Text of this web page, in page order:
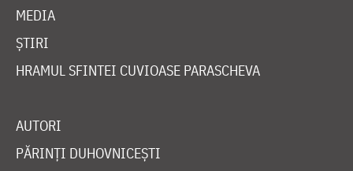
MEDIA
ȘTIRI
HRAMUL SFINTEI CUVIOASE PARASCHEVA
AUTORI
PĂRINȚI DUHOVNICEȘTI